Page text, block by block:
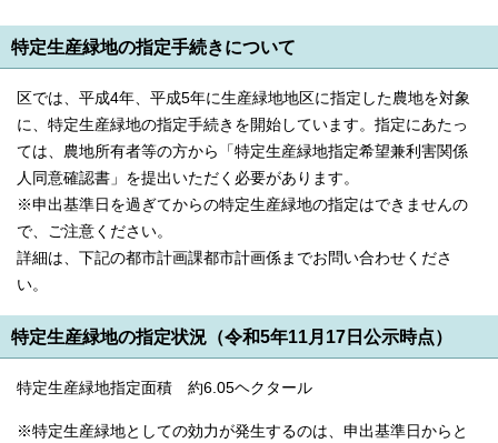
特定生産緑地の指定手続きについて
区では、平成4年、平成5年に生産緑地地区に指定した農地を対象
に、特定生産緑地の指定手続きを開始しています。指定にあたっ
ては、農地所有者等の方から「特定生産緑地指定希望兼利害関係
人同意確認書」を提出いただく必要があります。
※申出基準日を過ぎてからの特定生産緑地の指定はできませんの
で、ご注意ください。
詳細は、下記の都市計画課都市計画係までお問い合わせくださ
い。
特定生産緑地の指定状況（令和5年11月17日公示時点）
特定生産緑地指定面積 約6.05ヘクタール
※特定生産緑地としての効力が発生するのは、申出基準日からと